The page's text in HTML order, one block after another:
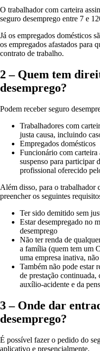
O trabalhador com carteira
seguro desemprego entre 7 e
Já os empregados domésticos
os empregados afastados para
contrato de trabalho.
2 – Quem tem
desemprego?
Podem receber seguro
Trabalhadores com
justa causa, incluindo
Empregados domésticos
Funcionário com carteira
suspenso para participar
profissional oferecido
Além disso, para o trabalhador
preencher os seguintes
Ter sido demitido sem
Estar desempregado no
desemprego
Não ter renda de
a família (quem tem um
uma empresa inativa,
Também não pode estar
de prestação
auxílio-acidente e da
3 – Onde dar
desemprego?
É possível fazer o pedido do
aplicativo e presencialmente.